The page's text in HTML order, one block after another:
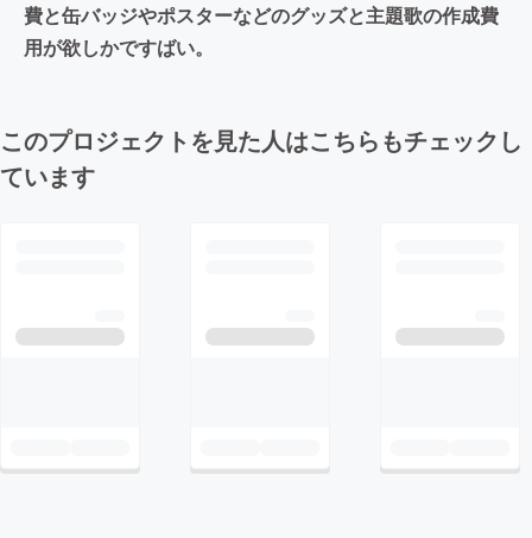
費と缶バッジやポスターなどのグッズと主題歌の作成費
用が欲しかですばい。
このプロジェクトを見た人はこちらもチェックし
ています